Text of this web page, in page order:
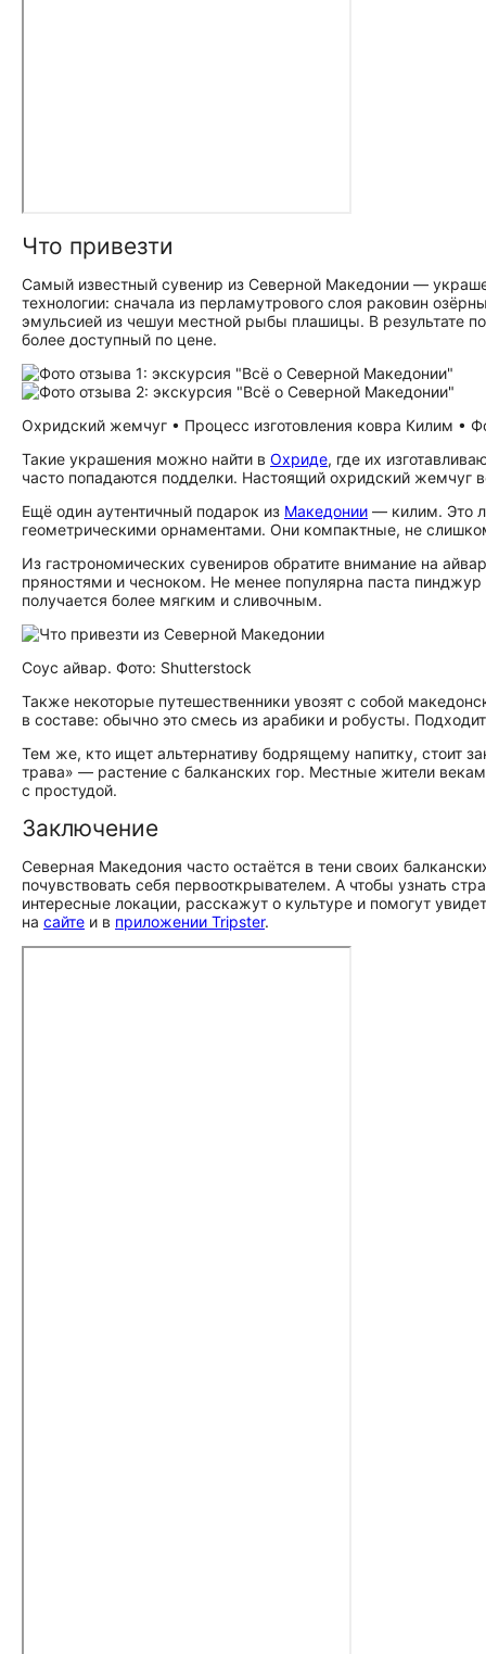
Что привезти
Самый известный сувенир из Северной Македонии —
технологии: сначала из перламутрового слоя раковин
эмульсией из чешуи местной рыбы плашицы. В результате
более доступный по цене.
Охридский жемчуг • Процесс изготовления ковра Килим •
Такие украшения можно найти в Охриде, где их
часто попадаются подделки. Настоящий охридский жемчуг
Ещё один аутентичный подарок из Македонии — килим. Это
геометрическими орнаментами. Они компактные, не
Из гастрономических сувениров обратите внимание на
пряностями и чесноком. Не менее популярна паста
получается более мягким и сливочным.
Соус айвар. Фото: Shutterstock
Также некоторые путешественники увозят с собой
в составе: обычно это смесь из арабики и робусты.
Тем же, кто ищет альтернативу бодрящему напитку, стоит
трава» — растение с балканских гор. Местные жители
с простудой.
Заключение
Северная Македония часто остаётся в тени своих
почувствовать себя первооткрывателем. А чтобы узнать
интересные локации, расскажут о культуре и помогут
на сайте и в приложении Tripster.